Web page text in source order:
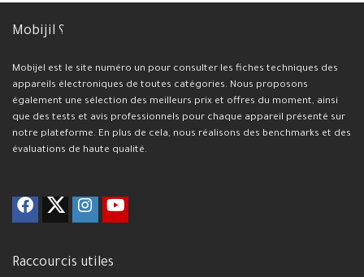
Mobijil ؟
Mobijel est le site numéro un pour consulter les fiches techniques des
appareils électroniques de toutes catégories. Nous proposons
également une sélection des meilleurs prix et offres du moment, ainsi
que des tests et avis professionnels pour chaque appareil présenté sur
notre plateforme. En plus de cela, nous réalisons des benchmarks et des
évaluations de haute qualité.
Raccourcis utiles